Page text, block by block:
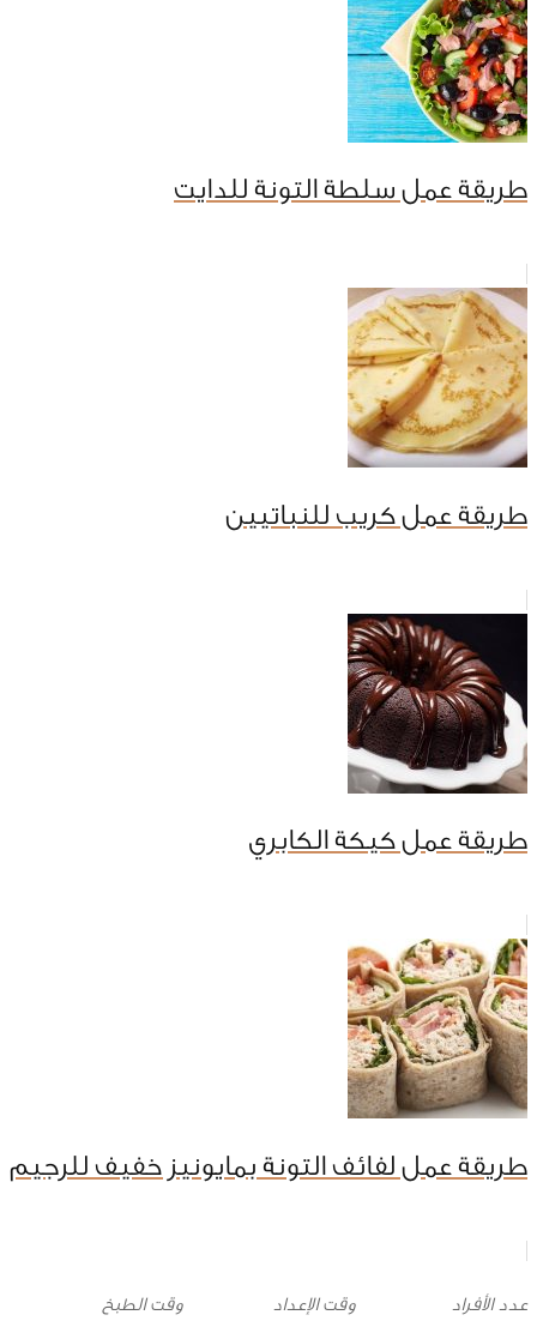
طريقة عمل سلطة التونة للدايت
طريقة عمل كريب للنباتيين
طريقة عمل كيكة الكابري
طريقة عمل لفائف التونة بمايونيز خفيف للرجيم
وقت الإعداد
وقت الطبخ